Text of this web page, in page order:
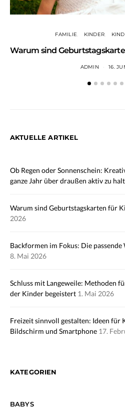
FAMILIE KINDER
Warum sind
ADMIN 16.
AKTUELLE ARTIKEL
Ob Regen oder Sonnenschein:
ganze Jahr über draußen aktiv zu
Warum sind Geburtstagskarten für
2026
Backformen im Fokus: Die
8. Mai 2026
Schluss mit Langeweile: Methoden
der Kinder begeistert 1. Mai 2026
Freizeit sinnvoll gestalten: Ideen für
Bildschirm und Smartphone 17.
KATEGORIEN
BABYS